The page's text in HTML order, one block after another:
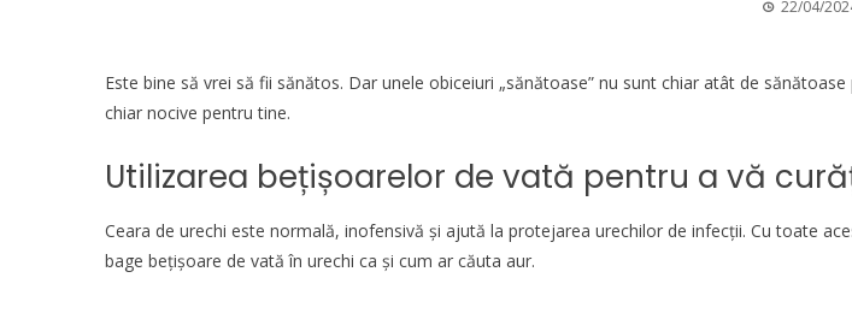
22/04/
Este bine să vrei să fii sănătos. Dar unele obiceiuri „sănătoase” nu sunt chiar atât de
chiar nocive pentru tine.
Utilizarea bețișoarelor de vată pentru a vă
Ceara de urechi este normală, inofensivă și ajută la protejarea urechilor de infecții. Cu toate
bage bețișoare de vată în urechi ca și cum ar căuta aur.